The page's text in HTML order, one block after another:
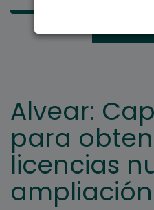
Alvear:
para
licencias
ampliación